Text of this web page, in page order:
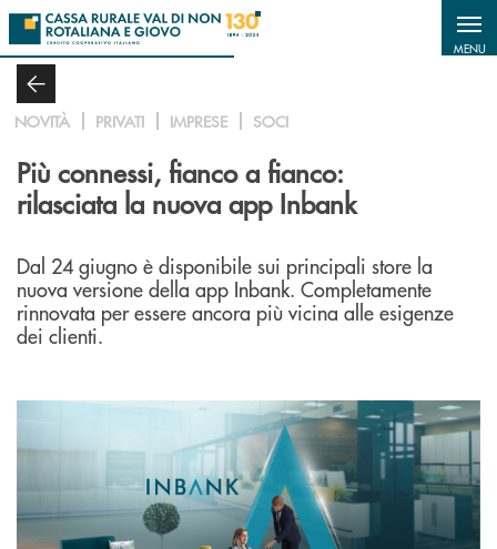
Salta al contenuto principale
MENU
NOVITÀ PRIVATI IMPRESE SOCI
Più connessi, fianco a fianco:
rilasciata la nuova app Inbank
Dal 24 giugno è disponibile sui principali store la
nuova versione della app Inbank. Completamente
rinnovata per essere ancora più vicina alle esigenze
dei clienti.